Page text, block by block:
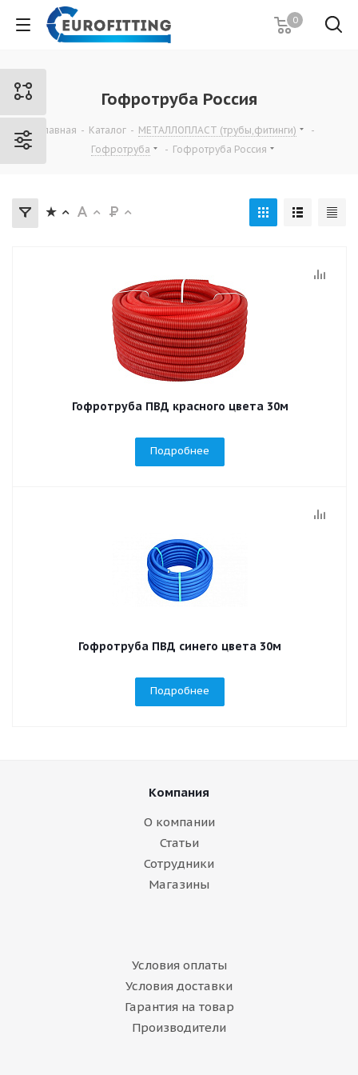
0
Гофротруба Россия
Главная - Каталог - МЕТАЛЛОПЛАСТ (трубы,фитинги)
-
Гофротруба
- Гофротруба Россия
Гофротруба ПВД красного цвета 30м
Подробнее
Гофротруба ПВД синего цвета 30м
Подробнее
Компания
О компании
Статьи
Сотрудники
Магазины
Условия оплаты
Условия доставки
Гарантия на товар
Производители